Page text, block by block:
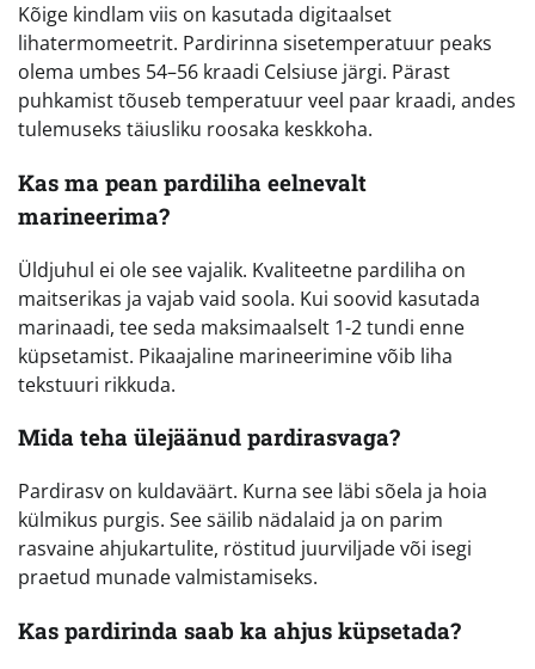
Kõige kindlam viis on kasutada digitaalset
lihatermomeetrit. Pardirinna sisetemperatuur peaks
olema umbes 54–56 kraadi Celsiuse järgi. Pärast
puhkamist tõuseb temperatuur veel paar kraadi, andes
tulemuseks täiusliku roosaka keskkoha.
Kas ma pean pardiliha eelnevalt
marineerima?
Üldjuhul ei ole see vajalik. Kvaliteetne pardiliha on
maitserikas ja vajab vaid soola. Kui soovid kasutada
marinaadi, tee seda maksimaalselt 1-2 tundi enne
küpsetamist. Pikaajaline marineerimine võib liha
tekstuuri rikkuda.
Mida teha ülejäänud pardirasvaga?
Pardirasv on kuldaväärt. Kurna see läbi sõela ja hoia
külmikus purgis. See säilib nädalaid ja on parim
rasvaine ahjukartulite, röstitud juurviljade või isegi
praetud munade valmistamiseks.
Kas pardirinda saab ka ahjus küpsetada?